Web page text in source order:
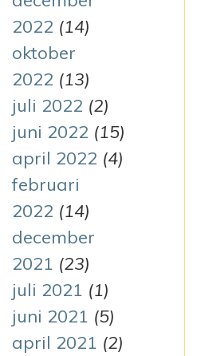
2022 (14)
oktober
2022 (13)
juli 2022 (2)
juni 2022 (15)
april 2022 (4)
februari
2022 (14)
december
2021 (23)
juli 2021 (1)
juni 2021 (5)
april 2021 (2)